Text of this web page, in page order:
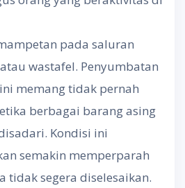
pada saluran
wastafel. Penyumbatan
memang tidak pernah
berbagai barang asing
Kondisi ini
semakin memperparah
tidak segera diselesaikan.